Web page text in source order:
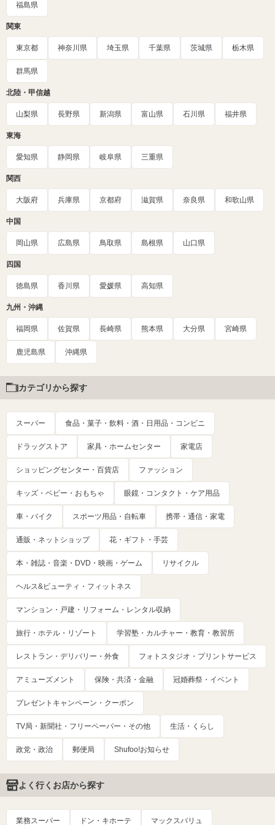
福島県
関東
東京都 神奈川県 埼玉県 千葉県 茨城県 栃木県
群馬県
北陸・甲信越
山梨県 長野県 新潟県 富山県 石川県 福井県
東海
愛知県 静岡県 岐阜県 三重県
関西
大阪府 兵庫県 京都府 滋賀県 奈良県 和歌山県
中国
岡山県 広島県 鳥取県 島根県 山口県
四国
徳島県 香川県 愛媛県 高知県
九州・沖縄
福岡県 佐賀県 長崎県 熊本県 大分県 宮崎県
鹿児島県 沖縄県
カテゴリから探す
スーパー 食品・菓子・飲料・酒・日用品・コンビニ
ドラッグストア 家具・ホームセンター 家電店
ショッピングセンター・百貨店 ファッション
キッズ・ベビー・おもちゃ 眼鏡・コンタクト・ケア用品
車・バイク スポーツ用品・自転車 携帯・通信・家電
通販・ネットショップ 花・ギフト・手芸
本・雑誌・音楽・DVD・映画・ゲーム リサイクル
ヘルス&ビューティ・フィットネス
マンション・戸建・リフォーム・レンタル収納
旅行・ホテル・リゾート 学習塾・カルチャー・教育・教習所
レストラン・デリバリー・外食 フォトスタジオ・プリントサービス
アミューズメント 保険・共済・金融 冠婚葬祭・イベント
プレゼントキャンペーン・クーポン
TV局・新聞社・フリーペーパー・その他 生活・くらし
政党・政治 郵便局 Shufoo!お知らせ
よく行くお店から探す
業務スーパー ドン・キホーテ マックスバリュ